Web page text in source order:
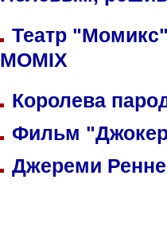
Театр
MOMIX
Королева
Фильм
Джереми